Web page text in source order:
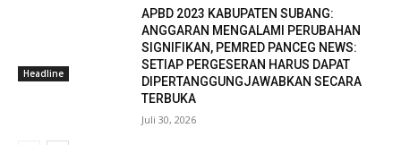
Headline
APBD 2023 KABUPATEN SUBANG:
ANGGARAN MENGALAMI PERUBAHAN
SIGNIFIKAN, PEMRED PANCEG NEWS:
SETIAP PERGESERAN HARUS DAPAT
DIPERTANGGUNGJAWABKAN SECARA
TERBUKA
Juli 30, 2026